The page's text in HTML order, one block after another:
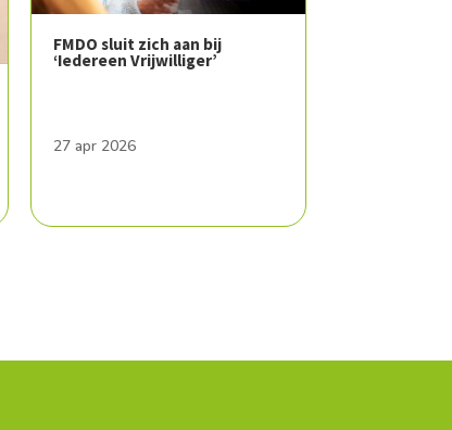
FMDO sluit zich aan bij
‘Iedereen Vrijwilliger’
27 apr 2026